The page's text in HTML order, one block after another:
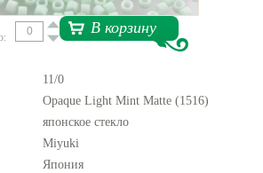
фурнитура
камни
В корзину
11/0
Opaque Light Mint Matte (1516)
японское стекло
Miyuki
Япония